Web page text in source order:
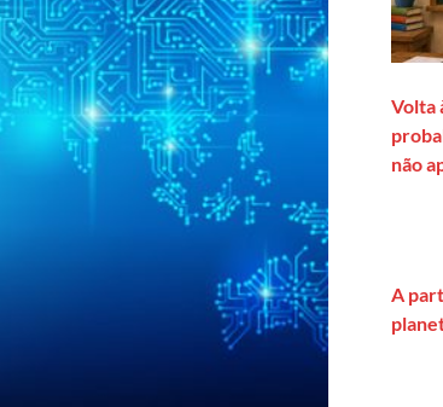
Volta
não
A